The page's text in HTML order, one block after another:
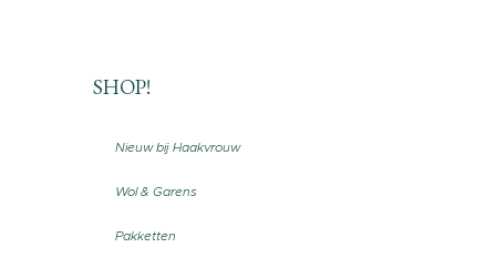
SHOP!
Nieuw bij Haakvrouw
Wol & Garens
Pakketten